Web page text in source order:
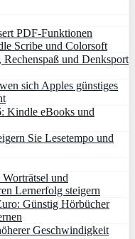
PDF-Funktionen
Scribe und Colorsoft
und Denksport
sich Apples günstiges
Kindle eBooks und
Sie Lesetempo und
und
Lernerfolg steigern
Günstig Hörbücher
Geschwindigkeit